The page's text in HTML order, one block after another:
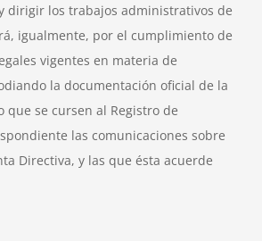
dirigir los trabajos administrativos de
igualmente, por el cumplimiento de
vigentes en materia de
la documentación oficial de la
que se cursen al Registro de
las comunicaciones sobre
Directiva, y las que ésta acuerde